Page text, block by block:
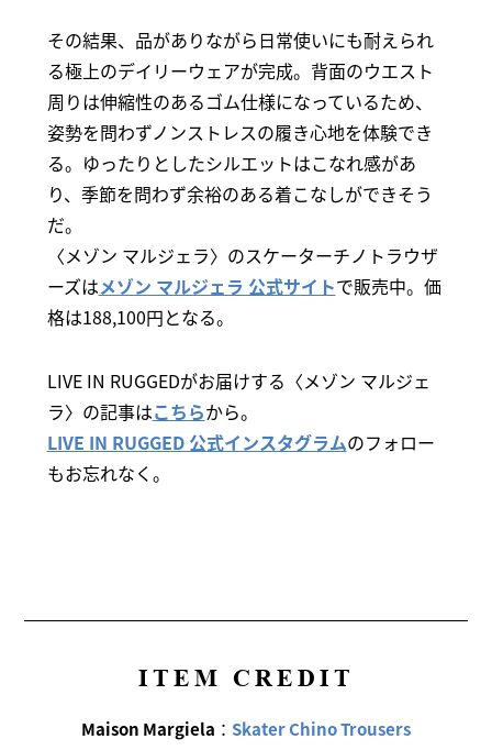
その結果、品がありながら日常使いにも耐えられ
る極上のデイリーウェアが完成。背面のウエスト
周りは伸縮性のあるゴム仕様になっているため、
姿勢を問わずノンストレスの履き心地を体験でき
る。ゆったりとしたシルエットはこなれ感があ
り、季節を問わず余裕のある着こなしができそう
だ。
〈メゾン マルジェラ〉のスケーターチノトラウザ
ーズはメゾン マルジェラ 公式サイトで販売中。価
格は188,100円となる。
LIVE IN RUGGEDがお届けする〈メゾン マルジェ
ラ〉の記事はこちらから。
LIVE IN RUGGED 公式インスタグラムのフォロー
もお忘れなく。
ITEM CREDIT
Maison Margiela ： Skater Chino Trousers